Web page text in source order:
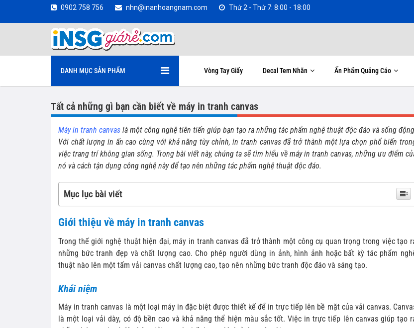
0902 758 756 nhn@inanhoangnam.com Thứ 2 - Thứ 7: 8:00 - 18:00
DANH MỤC SẢN PHẨM Vòng Tay Giấy Decal Tem Nhãn Ấn Phẩm Quảng Cáo
Tất cả những gì bạn cần biết về máy in tranh canvas
Máy in tranh canvas là một công nghệ tiên tiến giúp bạn tạo ra những tác phẩm nghệ thuật độc đáo và sống
Với chất lượng in ấn cao cùng với khả năng tùy chỉnh, in tranh canvas đã trở thành một lựa chọn phổ biến
việc trang trí không gian sống. Trong bài viết này, chúng ta sẽ tìm hiểu về máy in tranh canvas, những ưu điểm
nó và cách tận dụng công nghệ này để tạo nên những tác phẩm nghệ thuật độc đáo.
Mục lục bài viết
Giới thiệu về máy in tranh canvas
Trong thế giới nghệ thuật hiện đại, máy in tranh canvas đã trở thành một công cụ quan trọng trong việc tạo
những bức tranh đẹp và chất lượng cao. Cho phép người dùng in ảnh, hình ảnh hoặc bất kỳ tác phẩm
thuật nào lên một tấm vải canvas chất lượng cao, tạo nên những bức tranh độc đáo và sáng tạo.
Khái niệm
Máy in tranh canvas là một loại máy in đặc biệt được thiết kế để in trực tiếp lên bề mặt của vải canvas.
là một loại vải dày, có độ bền cao và khả năng thể hiện màu sắc tốt. Việc in trực tiếp lên canvas giúp tạo